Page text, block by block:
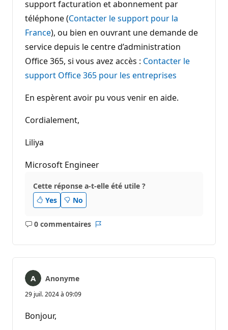
support facturation et abonnement par
téléphone (Contacter le support pour la
France), ou bien en ouvrant une demande de
service depuis le centre d’administration
Office 365, si vous avez accès : Contacter le
support Office 365 pour les entreprises
En espèrent avoir pu vous venir en aide.
Cordialement,
Liliya
Microsoft Engineer
Cette réponse a-t-elle été utile ?
Yes
No
0 commentaires
Aucun
Anonyme
29 juil. 2024 à 09:09
Bonjour,